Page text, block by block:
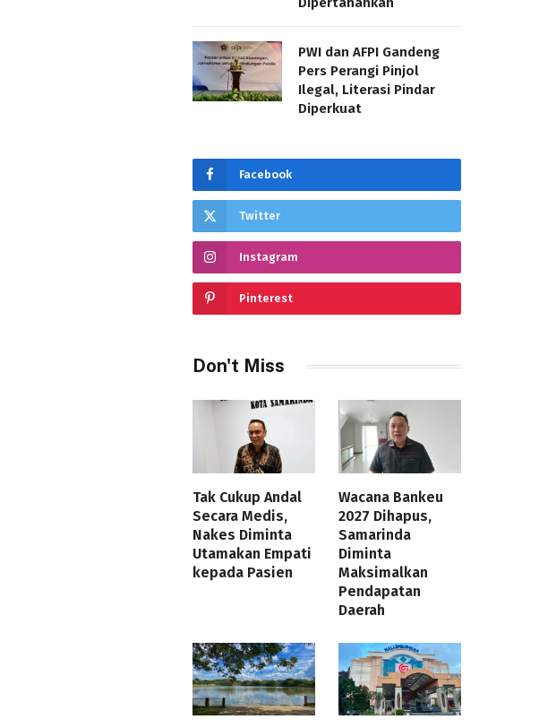
PWI dan AFPI Gandeng
Pers Perangi Pinjol
Ilegal, Literasi Pindar
Diperkuat
Facebook
Twitter
Instagram
Pinterest
Don't Miss
Tak Cukup Andal
Secara Medis,
Nakes Diminta
Utamakan Empati
kepada Pasien
Wacana Bankeu
2027 Dihapus,
Samarinda
Diminta
Maksimalkan
Pendapatan
Daerah